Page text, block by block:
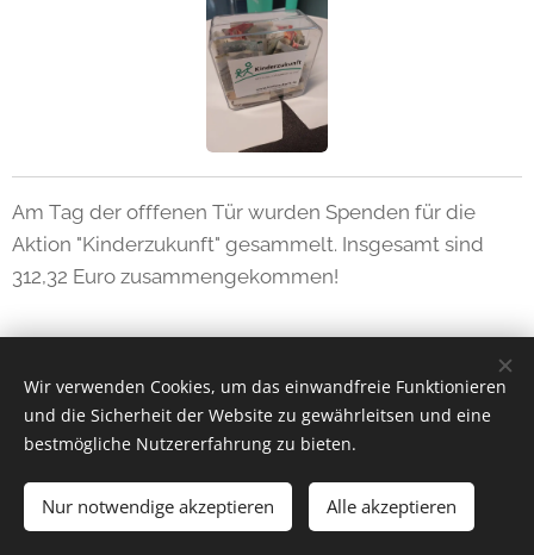
Am Tag der offfenen Tür wurden Spenden für die
Aktion "Kinderzukunft" gesammelt. Insgesamt sind
312,32 Euro zusammengekommen!
Unterstützt von Cookies
Wir verwenden Cookies, um das einwandfreie Funktionieren
und die Sicherheit der Website zu gewährleitsen und eine
bestmögliche Nutzererfahrung zu bieten.
Nur notwendige akzeptieren Alle akzeptieren